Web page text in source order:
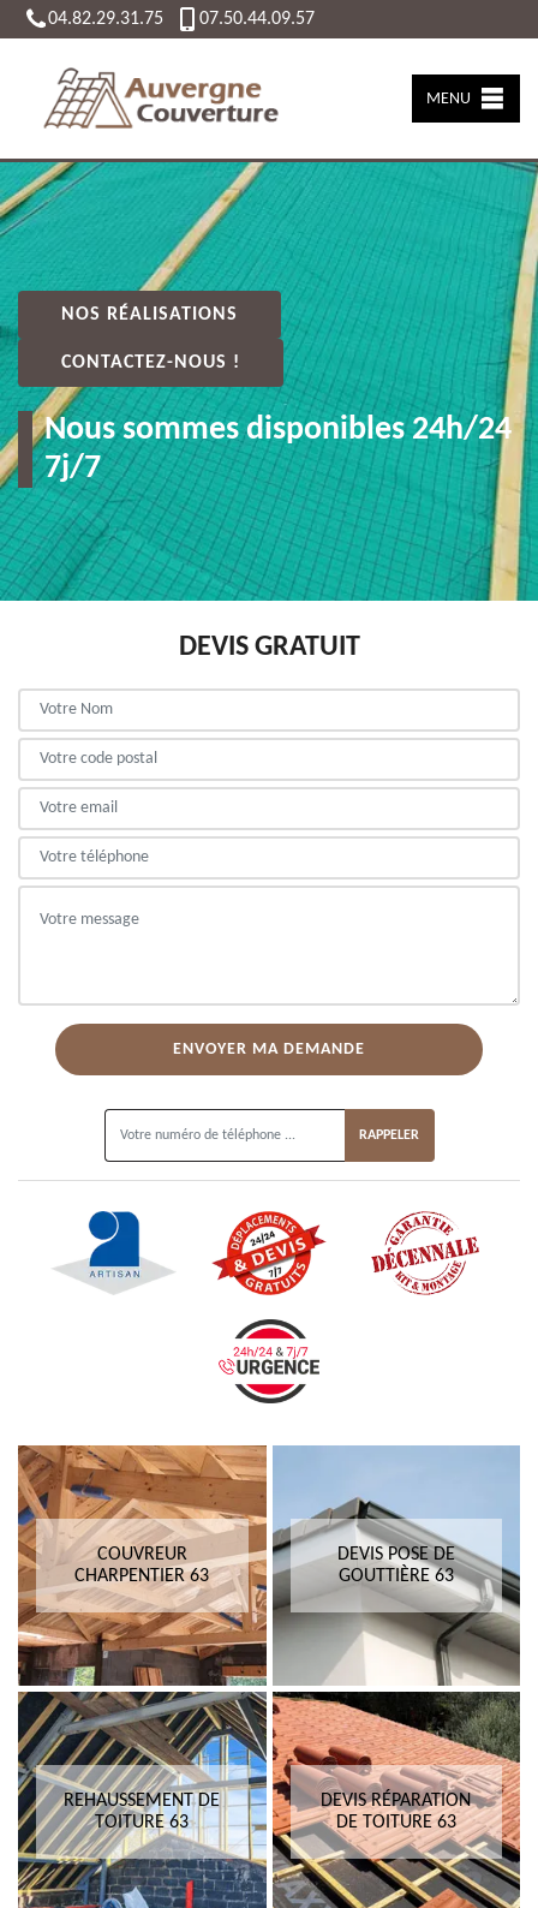
04.82.29.31.75 07.50.44.09.57
MENU
NOS RÉALISATIONS
CONTACTEZ-NOUS !
Nous sommes disponibles 24h/24
7j/7
DEVIS GRATUIT
COUVREUR
CHARPENTIER 63
DEVIS POSE DE
GOUTTIÈRE 63
REHAUSSEMENT DE
TOITURE 63
DEVIS RÉPARATION
DE TOITURE 63